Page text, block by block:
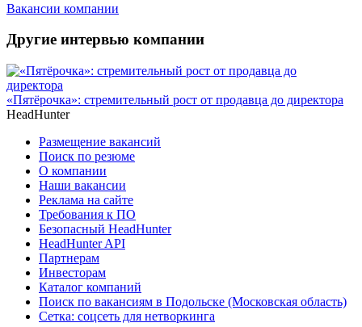
Вакансии компании
Другие интервью компании
«Пятёрочка»: стремительный рост от продавца до директора
HeadHunter
Размещение вакансий
Поиск по резюме
О компании
Наши вакансии
Реклама на сайте
Требования к ПО
Безопасный HeadHunter
HeadHunter API
Партнерам
Инвесторам
Каталог компаний
Поиск по вакансиям в Подольске (Московская область)
Сетка: соцсеть для нетворкинга